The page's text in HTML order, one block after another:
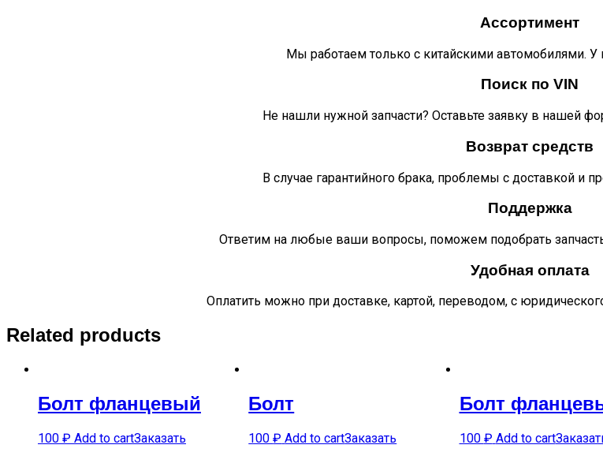
Ассортимент
Мы работаем только с китайскими автомобилями. У
Поиск по VIN
Не нашли нужной запчасти? Оставьте заявку в нашей
Возврат средств
В случае гарантийного брака, проблемы с доставкой и
Поддержка
Ответим на любые ваши вопросы, поможем подобрать
Удобная оплата
Оплатить можно при доставке, картой, переводом, с
Related products
Болт фланцевый
100 ₽ Add to cartЗаказать
Болт
100₽ Add to cartЗаказать
Болт
100 ₽ Add to cart